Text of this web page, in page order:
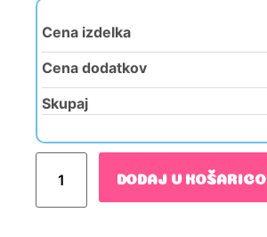
Cena izdelka
Cena dodatkov
Skupaj
DODAJ V KOŠARICO